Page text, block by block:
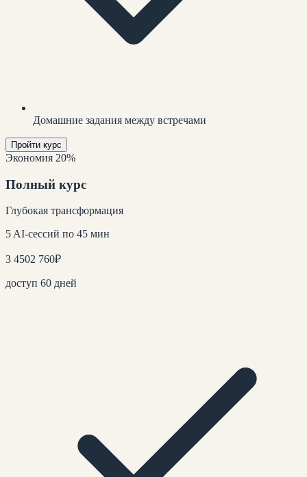
Домашние задания между встречами
Пройти курс
Экономия 20%
Полный курс
Глубокая трансформация
5 AI-сессий по 45 мин
3 4502 760₽
доступ 60 дней